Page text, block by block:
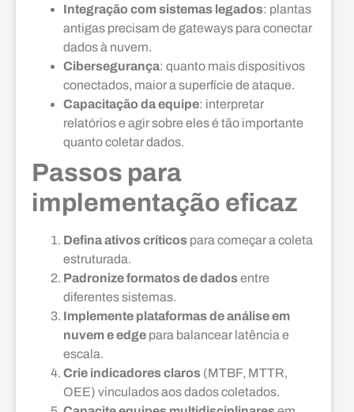
Integração com sistemas legados: plantas
antigas precisam de gateways para conectar
dados à nuvem.
Cibersegurança: quanto mais dispositivos
conectados, maior a superfície de ataque.
Capacitação da equipe: interpretar
relatórios e agir sobre eles é tão importante
quanto coletar dados.
Passos para
implementação eficaz
Defina ativos críticos para começar a coleta
estruturada.
Padronize formatos de dadosentre
diferentes sistemas.
Implemente plataformas de análise em
nuvem e edge para balancear latência e
escala.
Crie indicadores claros (MTBF, MTTR,
OEE) vinculados aos dados coletados.